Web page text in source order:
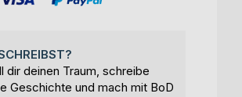
dir deinen Traum, schreibe
Geschichte und mach mit BoD